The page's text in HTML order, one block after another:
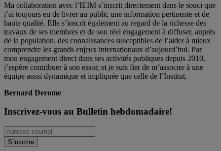
Ma collaboration avec l’IEIM s’inscrit directement dans le souci que
j’ai toujours eu de livrer au public une information pertinente et de
haute qualité. Elle s’inscrit également au regard de la richesse des
travaux de ses membres et de son réel engagement à diffuser, auprès
de la population, des connaissances susceptibles de l’aider à mieux
comprendre les grands enjeux internationaux d’aujourd’hui. Par
mon engagement direct dans ses activités publiques depuis 2010,
j’espère contribuer à son essor, et je suis fier de m’associer à une
équipe aussi dynamique et impliquée que celle de l’Institut.
Bernard Derome
Inscrivez-vous au Bulletin hebdomadaire!